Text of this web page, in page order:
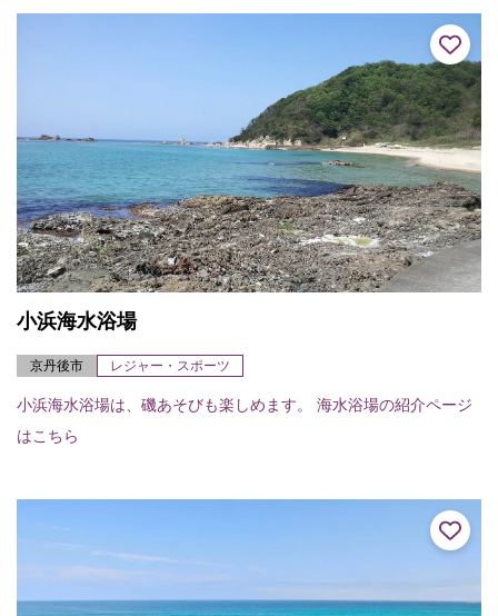
神社へ抜ける散...
小浜海水浴場
京丹後市 レジャー・スポーツ
小浜海水浴場は、磯あそびも楽しめます。 海水浴場の紹介ページ
はこちら